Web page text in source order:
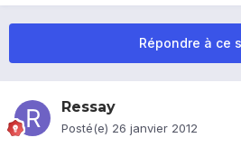
Répondre à ce
Ressay
Posté(e) 26 janvier 2012